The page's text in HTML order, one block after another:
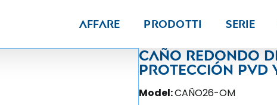
Affare Prodotti Serie
Caño redondo
protección PVD
Model:CAÑO26-OM